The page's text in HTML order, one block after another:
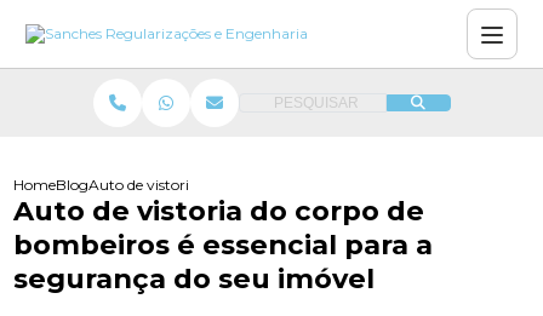
PESQUISAR
HomeBlogAuto de vistoria do corpo de bombeiros é essencial para a
Auto de vistoria do corpo de
bombeiros é essencial para a
segurança do seu imóvel